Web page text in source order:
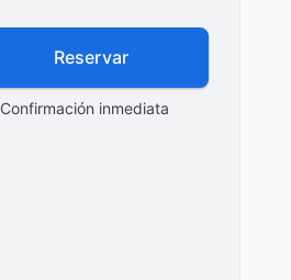
Reservar
Confirmación inmediata